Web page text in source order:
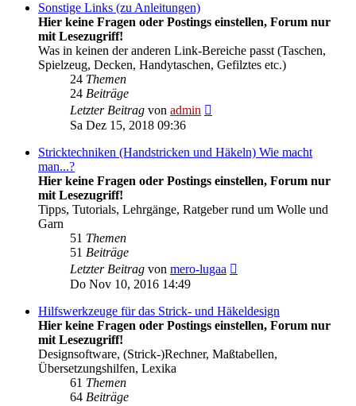
Sonstige Links (zu Anleitungen)
Hier keine Fragen oder Postings einstellen, Forum nur
mit Lesezugriff!
Was in keinen der anderen Link-Bereiche passt (Taschen,
Spielzeug, Decken, Handytaschen, Gefilztes etc.)
24 Themen
24 Beiträge
Letzter Beitrag von admin
Sa Dez 15, 2018 09:36
Stricktechniken (Handstricken und Häkeln) Wie macht
man...?
Hier keine Fragen oder Postings einstellen, Forum nur
mit Lesezugriff!
Tipps, Tutorials, Lehrgänge, Ratgeber rund um Wolle und
Garn
51 Themen
51 Beiträge
Letzter Beitrag von mero-lugaa
Do Nov 10, 2016 14:49
Hilfswerkzeuge für das Strick- und Häkeldesign
Hier keine Fragen oder Postings einstellen, Forum nur
mit Lesezugriff!
Designsoftware, (Strick-)Rechner, Maßtabellen,
Übersetzungshilfen, Lexika
61 Themen
64 Beiträge